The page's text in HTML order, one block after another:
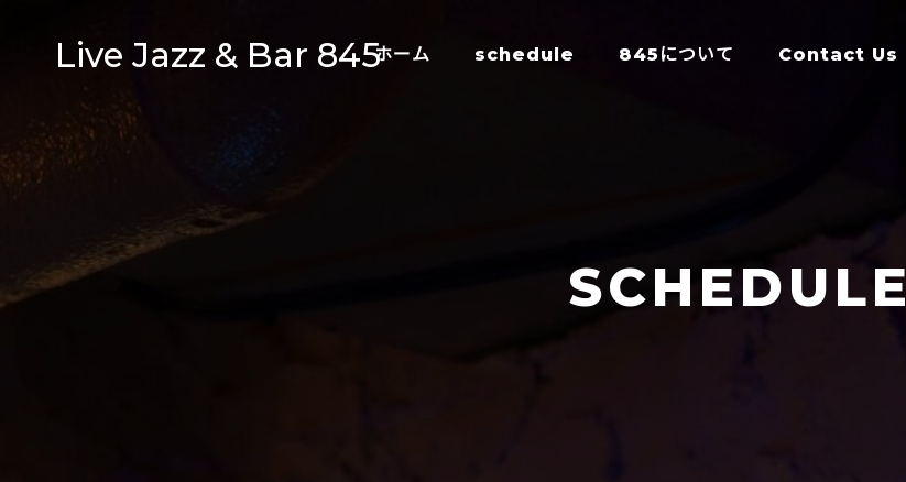
Live Jazz & Bar 845ホーム schedule 845について Contact Us
SCHEDULE